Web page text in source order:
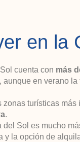
en la
cuenta con más
aunque en verano
zonas turísticas
.
del Sol es mucho
y la opción de